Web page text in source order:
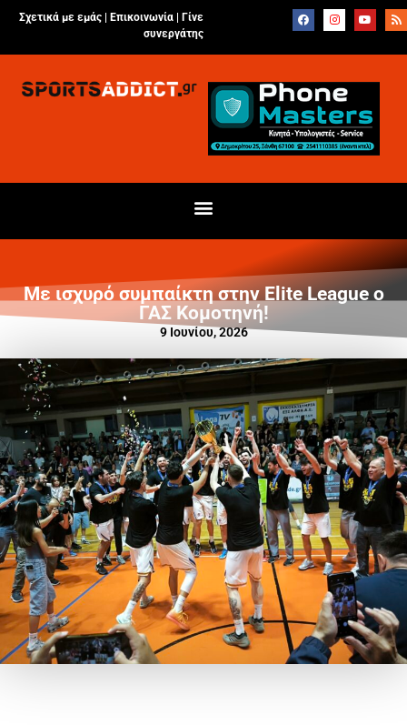
Σχετικά με εμάς | Επικοινωνία
Γίνε
συνεργάτης
Με ισχυρό συμπαίκτη στην Elite League ο
ΓΑΣ Κομοτηνή!
9 Ιουνίου, 2026